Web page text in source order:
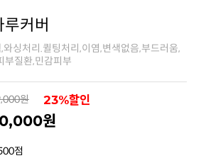
커버
부질환,민감피부
원 23%할인
원
점